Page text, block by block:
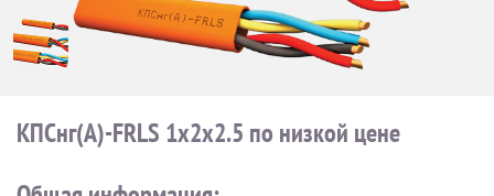
КПСнг(А)-FRLS 1х2х2.5 по низкой цене